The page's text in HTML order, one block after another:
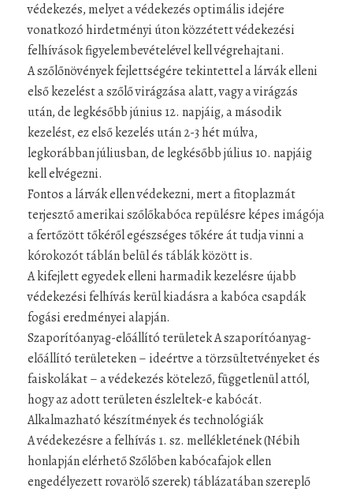
védekezés, melyet a védekezés optimális idejére
vonatkozó hirdetményi úton közzétett védekezési
felhívások figyelembevételével kell végrehajtani.
A szőlőnövények fejlettségére tekintettel a lárvák elleni
első kezelést a szőlő virágzása alatt, vagy a virágzás
után, de legkésőbb június 12. napjáig, a második
kezelést, ez első kezelés után 2-3 hét múlva,
legkorábban júliusban, de legkésőbb július 10. napjáig
kell elvégezni.
Fontos a lárvák ellen védekezni, mert a fitoplazmát
terjesztő amerikai szőlőkabóca repülésre képes imágója
a fertőzött tőkéről egészséges tőkére át tudja vinni a
kórokozót táblán belül és táblák között is.
A kifejlett egyedek elleni harmadik kezelésre újabb
védekezési felhívás kerül kiadásra a kabóca csapdák
fogási eredményei alapján.
Szaporítóanyag-előállító területek A szaporítóanyag-
előállító területeken – ideértve a törzsültetvényeket és
faiskolákat – a védekezés kötelező, függetlenül attól,
hogy az adott területen észleltek-e kabócát.
Alkalmazható készítmények és technológiák
A védekezésre a felhívás 1. sz. mellékletének (Nébih
honlapján elérhető Szőlőben kabócafajok ellen
engedélyezett rovarölő szerek) táblázatában szereplő